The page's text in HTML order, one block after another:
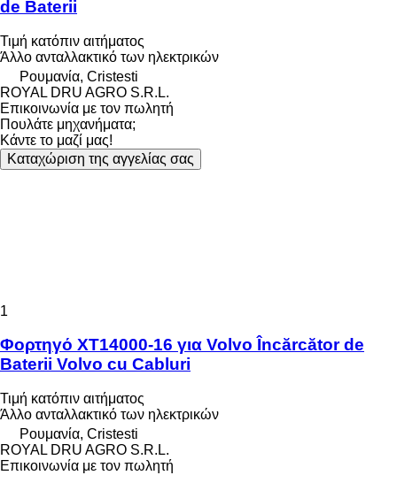
de Baterii
Τιμή κατόπιν αιτήματος
Άλλο ανταλλακτικό των ηλεκτρικών
Ρουμανία, Cristesti
ROYAL DRU AGRO S.R.L.
Επικοινωνία με τον πωλητή
Πουλάτε μηχανήματα;
Κάντε το μαζί μας!
Καταχώριση της αγγελίας σας
1
Φορτηγό XT14000-16 για Volvo Încărcător de
Baterii Volvo cu Cabluri
Τιμή κατόπιν αιτήματος
Άλλο ανταλλακτικό των ηλεκτρικών
Ρουμανία, Cristesti
ROYAL DRU AGRO S.R.L.
Επικοινωνία με τον πωλητή